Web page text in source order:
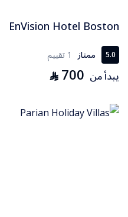
EnVision Hotel Boston
5.0 ممتاز 1 تقييم
يبدأ من 700
⃁